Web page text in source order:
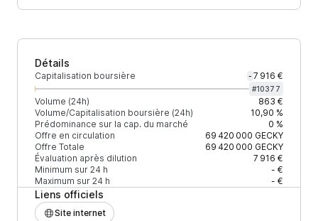
Détails
Capitalisation boursière - 7 916 €
#10377
Volume (24h)
863 €
Volume/Capitalisation boursière (24h)
10,90 %
Prédominance sur la cap. du marché
0 %
Offre en circulation
69 420 000 GECKY
Offre Totale
69 420 000 GECKY
Évaluation après dilution
7 916 €
Minimum sur 24 h
- €
Maximum sur 24 h
- €
Liens officiels
Site internet